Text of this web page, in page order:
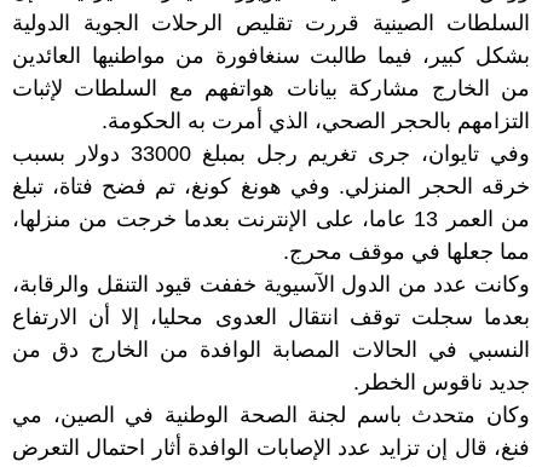
السلطات الصينية قررت تقليص الرحلات الجوية الدولية
بشكل كبير، فيما طالبت سنغافورة من مواطنيها العائدين
من الخارج مشاركة بيانات هواتفهم مع السلطات لإثبات
التزامهم بالحجر الصحي، الذي أمرت به الحكومة.
وفي تايوان، جرى تغريم رجل بمبلغ 33000 دولار بسبب
خرقه الحجر المنزلي. وفي هونغ كونغ، تم فضح فتاة، تبلغ
من العمر 13 عاما، على الإنترنت بعدما خرجت من منزلها،
مما جعلها في موقف محرج.
وكانت عدد من الدول الآسيوية خففت قيود التنقل والرقابة،
بعدما سجلت توقف انتقال العدوى محليا، إلا أن الارتفاع
النسبي في الحالات المصابة الوافدة من الخارج دق من
جديد ناقوس الخطر.
وكان متحدث باسم لجنة الصحة الوطنية في
الصين، مي
فنغ، قال إن تزايد عدد الإصابات الوافدة أثار احتمال التعرض